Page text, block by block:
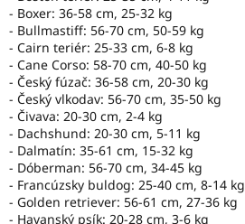
- Boxer: 36-58 cm, 25-32 kg
- Bullmastiff: 56-70 cm, 50-59 kg
- Cairn teriér: 25-33 cm, 6-8 kg
- Cane Corso: 58-70 cm, 40-50 kg
- Český fúzač: 36-58 cm, 20-30 kg
- Český vlkodav: 56-70 cm, 35-50 kg
- Čivava: 20-30 cm, 2-4 kg
- Dachshund: 20-30 cm, 5-11 kg
- Dalmatín: 35-61 cm, 15-32 kg
- Dóberman: 56-70 cm, 34-45 kg
- Francúzsky buldog: 25-40 cm, 8-14 kg
- Golden retriever: 56-61 cm, 27-36 kg
- Havanský psík: 20-28 cm, 3-6 kg